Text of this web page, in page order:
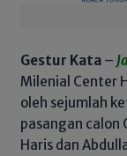
Gestur Kata –
Milenial Center
oleh sejumlah
pasangan calon
Haris dan